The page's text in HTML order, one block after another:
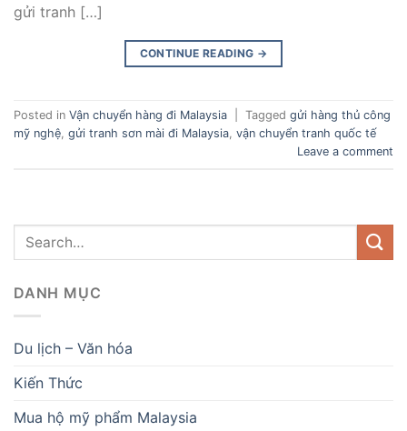
gửi tranh […]
CONTINUE READING →
Posted in Vận chuyển hàng đi Malaysia Tagged gửi hàng thủ công
mỹ nghệ, gửi tranh sơn mài đi Malaysia, vận chuyển tranh quốc tế
Leave a comment
DANH MỤC
Du lịch – Văn hóa
Kiến Thức
Mua hộ mỹ phẩm Malaysia